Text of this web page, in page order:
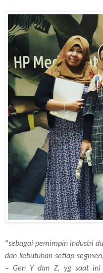
“sebagai pemimpin industri
dan kebutuhan setiap
– Gen Y dan Z, yg saat ini